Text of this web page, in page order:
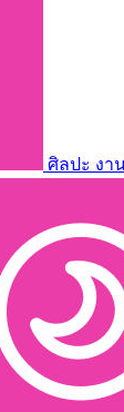
ศิลปะ งา